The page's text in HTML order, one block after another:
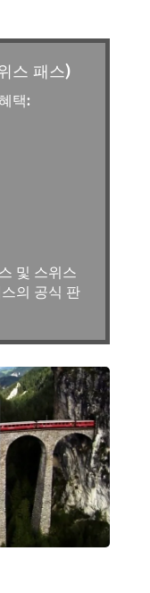
스 패스)
택:
및 스위스
의 공식 판